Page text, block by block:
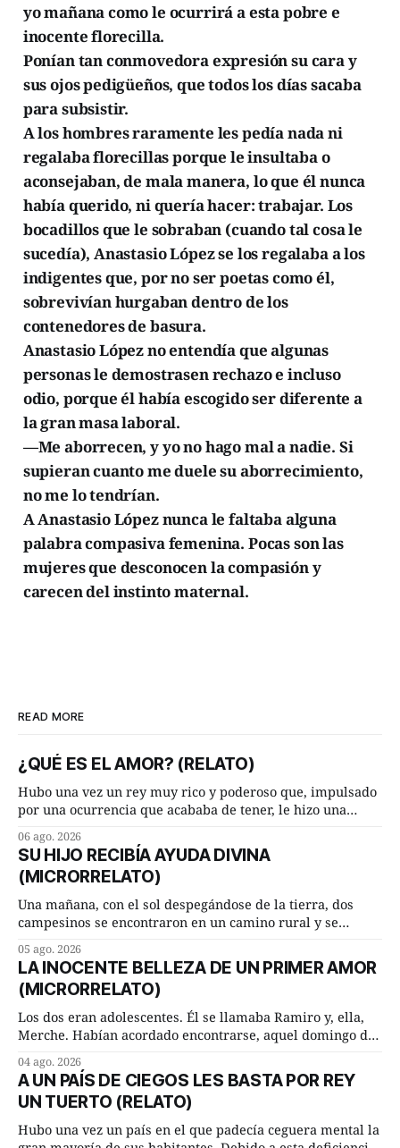
yo mañana como le ocurrirá a esta pobre e
inocente florecilla.
Ponían tan conmovedora expresión su cara y
sus ojos pedigüeños, que todos los días sacaba
para subsistir.
A los hombres raramente les pedía nada ni
regalaba florecillas porque le insultaba o
aconsejaban, de mala manera, lo que él nunca
había querido, ni quería hacer: trabajar. Los
bocadillos que le sobraban (cuando tal cosa le
sucedía), Anastasio López se los regalaba a los
indigentes que, por no ser poetas como él,
sobrevivían hurgaban dentro de los
contenedores de basura.
Anastasio López no entendía que algunas
personas le demostrasen rechazo e incluso
odio, porque él había escogido ser diferente a
la gran masa laboral.
—Me aborrecen, y yo no hago mal a nadie. Si
supieran cuanto me duele su aborrecimiento,
no me lo tendrían.
A Anastasio López nunca le faltaba alguna
palabra compasiva femenina. Pocas son las
mujeres que desconocen la compasión y
carecen del instinto maternal.
READ MORE
¿QUÉ ES EL AMOR? (RELATO)
Hubo una vez un rey muy rico y poderoso que, impulsado
por una ocurrencia que acababa de tener, le hizo una
Dime, hombre sabio, ¿qué es el amor según tú? Su
consejero, que era muy prudente y astuto le respondió de
inmediato:
06 ago. 2026
SU HIJO RECIBÍA AYUDA DIVINA
(MICRORRELATO)
Una mañana, con el sol despegándose de la tierra, dos
campesinos se encontraron en un camino rural y se
remolachas, Manuel? —quiso saber uno. —Eso acabo de
hacer, Paco. ¿Cómo va ese maíz tuyo? --se interesó el otro.
—De momento mejor
05 ago. 2026
LA INOCENTE BELLEZA DE UN PRIMER AMOR
(MICRORRELATO)
Los dos eran adolescentes. Él se llamaba Ramiro y, ella,
Merche. Habían acordado encontrarse, aquel domingo de
lugar del río que debía este nombre a la pronunciada
curva que la corriente fluvial presentaba en aquel punto.
Habían dispuesto que
04 ago. 2026
A UN PAÍS DE CIEGOS LES BASTA POR REY
UN TUERTO (RELATO)
Hubo una vez un país en el que padecía ceguera mental la